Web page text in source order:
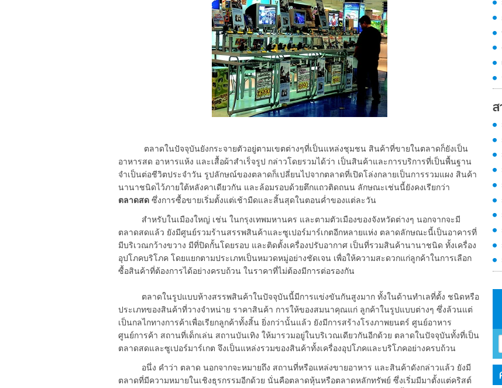
ตลาดในปัจจุบันยังกระจายตัวอยู่ตามเขตต่างๆที่เป็นแหล่งชุมชน สินค้าที่ขายในตลาดก็ยังเป็น
อาหารสด อาหารแห้ง และเสื้อผ้าสำเร็จรูป กล่าวโดยรวมได้ว่า เป็นสินค้าและการบริการที่เป็นพื้นฐาน
จำเป็นต่อชีวิตประจำวัน รูปลักษณ์ของตลาดก็เปลี่ยนไปจากตลาดที่เปิดโล่งกลายเป็นการรวมแผง สินค้า
นานาชนิดไว้ภายใต้หลังคาเดียวกัน และล้อมรอบด้วยตึกแถวติดถนน ลักษณะเช่นนี้ยังคงเรียกว่า
ตลาดสด ซึ่งการซื้อขายเริ่มตั้งแต่เช้ามืดและสิ้นสุดในตอนค่ำของแต่ละวัน
สำหรับในเมืองใหญ่ เช่น ในกรุงเทพมหานคร และตามตัวเมืองของจังหวัดต่างๆ นอกจากจะมี
ตลาดสดแล้ว ยังมีศูนย์รวมร้านสรรพสินค้าและซูเปอร์มาร์เกตอีกหลายแห่ง ตลาดลักษณะนี้เป็นอาคารที่
มีบริเวณกว้างขวาง มีที่ปิดกั้นโดยรอบ และติดตั้งเครื่องปรับอากาศ เป็นที่รวมสินค้านานาชนิด ทั้งเครื่อง
อุปโภคบริโภค โดยแยกตามประเภทเป็นหมวดหมู่อย่างชัดเจน เพื่อให้ความสะดวกแก่ลูกค้าในการเลือก
ซื้อสินค้าที่ต้องการได้อย่างครบถ้วน ในราคาที่ไม่ต้องมีการต่อรองกัน
ตลาดในรูปแบบห้างสรรพสินค้าในปัจจุบันนี้มีการแข่งขันกันสูงมาก ทั้งในด้านทำเลที่ตั้ง ชนิดหรือ
ประเภทของสินค้าที่วางจำหน่าย ราคาสินค้า การให้ของสมนาคุณแก่ ลูกค้าในรูปแบบต่างๆ ซึ่งล้วนแต่
เป็นกลไกทางการค้าเพื่อเรียกลูกค้าทั้งสิ้น ยิ่งกว่านั้นแล้ว ยังมีการสร้างโรงภาพยนตร์ ศูนย์อาหาร
ศูนย์การค้า สถานที่เด็กเล่น สถานบันเทิง ให้มารวมอยู่ในบริเวณเดียวกันอีกด้วย ตลาดในปัจจุบันทั้งที่เป็น
ตลาดสดและซูเปอร์มาร์เกต จึงเป็นแหล่งรวมของสินค้าทั้งเครื่องอุปโภคและบริโภคอย่างครบถ้วน
อนึ่ง คำว่า ตลาด นอกจากจะหมายถึง สถานที่หรือแหล่งขายอาหาร และสินค้าดังกล่าวแล้ว ยังมี
ตลาดที่มีความหมายในเชิงธุรกรรมอีกด้วย นั่นคือตลาดหุ้นหรือตลาดหลักทรัพย์ ซึ่งเริ่มมีมาตั้งแต่คริสต์